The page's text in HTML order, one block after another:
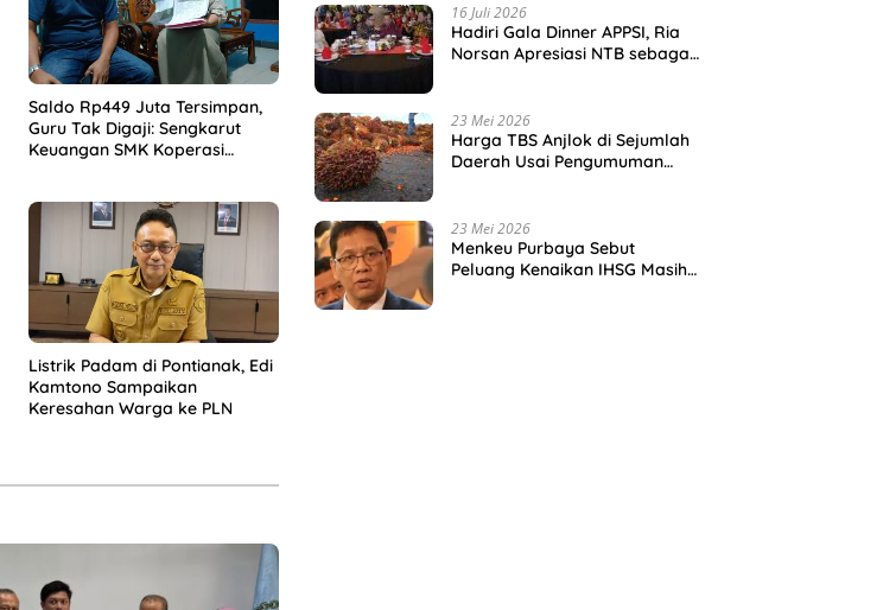
Saldo Rp449 Juta Tersimpan,
Guru Tak Digaji: Sengkarut
Keuangan SMK Koperasi
Listrik Padam di Pontianak, Edi
Kamtono Sampaikan
Keresahan Warga ke PLN
16 Juli 2026
Hadiri Gala Dinner APPSI, Ria
Norsan Apresiasi NTB sebagai
23 Mei 2026
Harga TBS Anjlok di Sejumlah
Daerah Usai Pengumuman
23 Mei 2026
Menkeu Purbaya Sebut
Peluang Kenaikan IHSG Masih